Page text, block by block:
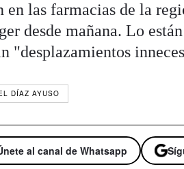
en las farmacias de la
desde mañana. Lo
"desplazamientos
DÍAZ AYUSO
al canal de Whatsapp